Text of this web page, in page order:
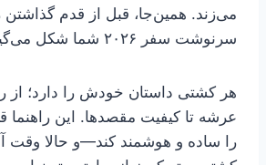
می‌زند. همین‌جا، قبل از قدم
سرنوشت سفر ۲۰۲۶ شما شکل می‌گیرد.
هر کشتی داستان خودش را دارد؛ از
عرشه تا کیفیت مقصدها. این راهنما
را ساده و هوشمند کند—و حالا وقت